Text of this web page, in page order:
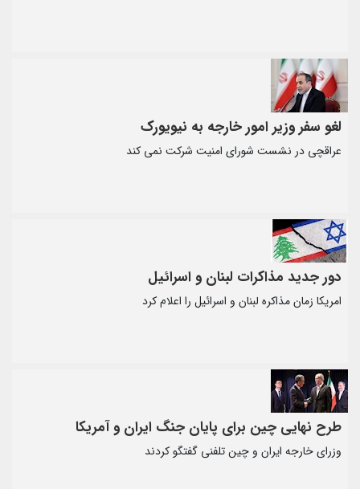
لغو سفر وزیر امور خارجه به نیویورک
عراقچی در نشست شورای امنیت شرکت نمی کند
دور جدید مذاکرات لبنان و اسرائیل
امریکا زمان مذاکره لبنان و اسرائیل را اعلام کرد
طرح نهایی چین برای پایان جنگ ایران و آمریکا
وزرای خارجه ایران و چین تلفنی گفتگو کردند